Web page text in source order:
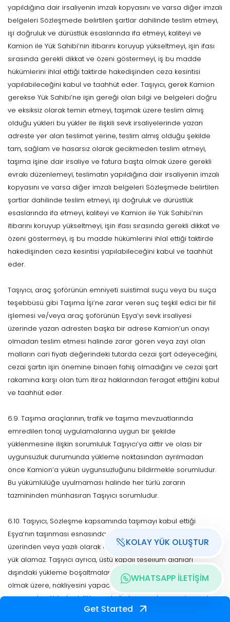
yapıldığına dair irsaliyenin imzalı kopyasını ve varsa diğer imzalı
belgeleri Sözleşmede belirtilen şartlar dahilinde teslim etmeyi,
işi doğruluk ve dürüstlük esaslarında ifa etmeyi, kaliteyi ve
Kamion ile Yük Sahibi’nin itibarını koruyup yükseltmeyi, işin ifası
sırasında gerekli dikkat ve özeni göstermeyi, iş bu madde
hükümlerini ihlal ettiği taktirde hakedişinden ceza kesintisi
yapılabileceğini kabul ve taahhüt eder. Taşıyıcı, gerek Kamion
gerekse Yük Sahibi’ne işin gereği olan bilgi ve belgeleri doğru
ve eksiksiz olarak temin etmeyi, taşımak üzere teslim almış
olduğu yükleri bu yükler ile ilişkili sevk irsaliyelerinde yazan
adreste yer alan teslimat yerine, teslim almış olduğu şekilde
tam, sağlam ve hasarsız olarak gecikmeden teslim etmeyi,
taşıma işine dair irsaliye ve fatura başta olmak üzere gerekli
evrakı düzenlemeyi, teslimatın yapıldığına dair irsaliyenin imzalı
kopyasını ve varsa diğer imzalı belgeleri Sözleşmede belirtilen
şartlar dahilinde teslim etmeyi, işi doğruluk ve dürüstlük
esaslarında ifa etmeyi, kaliteyi ve Kamion ile Yük Sahibi’nin
itibarını koruyup yükseltmeyi, işin ifası sırasında gerekli dikkat ve
özeni göstermeyi, iş bu madde hükümlerini ihlal ettiği taktirde
hakedişinden ceza kesintisi yapılabileceğini kabul ve taahhüt
eder.
Taşıyıcı, araç şoförünün emniyeti suistimal suçu veya bu suça
teşebbüsü gibi Taşıma İşi’ne zarar veren suç teşkil edici bir fiil
işlemesi ve/veya araç şoförünün Eşya’yı sevk irsaliyesi
üzerinde yazan adresten başka bir adrese Kamion’un onayı
olmadan teslim etmesi halinde zarar gören veya zayi olan
malların cari fiyatı değerindeki tutarda cezai şart ödeyeceğini,
cezai şartın işin önemine binaen fahiş olmadığını ve cezai şart
rakamına karşı olan tüm itiraz haklarından feragat ettiğini kabul
ve taahhüt eder.
6.9. Taşıma araçlarının, trafik ve taşıma mevzuatlarında
emredilen tonaj uygulamalarına uygun bir şekilde
yüklenmesine ilişkin sorumluluk Taşıyıcı’ya aittir ve olası bir
uygunsuzluk durumunda yükleme noktasından ayrılmadan
önce Kamion’a yükün uygunsuzluğunu bildirmekle sorumludur.
Bu yükümlülüğe uyulmaması halinde her türlü zararın
tazmininden münhasıran Taşıyıcı sorumludur.
6.10. Taşıyıcı, Sözleşme kapsamında taşımayı kabul ettiği
Eşya’nın taşınması esnasında Kamion tarafından Platform
üzerinden veya yazılı olarak onay verilmedikçe araca başka
yük alamaz. Taşıyıcı ayrıca, üstü kapalı tesellüm alanları
dışındaki yükleme boşaltmalarda oluşacak ıslanmalar hariç
olmak üzere, nakliyesini yapacağı Eşya’nın yükleme ve nakliyesi
esnasında yükün kesinlikle su vb. ile temas etmemesi ve sair
şekillerde zarara uğramaması için gerekli tüm önlemleri almak
Get Started
KOLAY YÜK OLUŞTUR
WHATSAPP İLETİŞİM